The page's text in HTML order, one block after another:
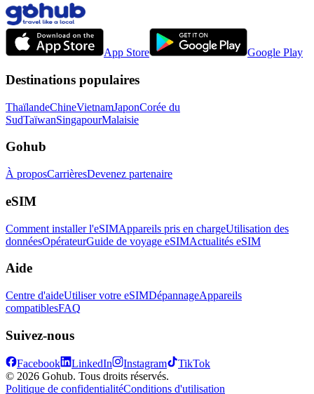
App Store Google Play
Destinations populaires
ThaïlandeChineVietnamJaponCorée du
SudTaïwanSingapourMalaisie
Gohub
À proposCarrièresDevenez partenaire
eSIM
Comment installer l'eSIMAppareils pris en chargeUtilisation des
donnéesOpérateurGuide de voyage eSIMActualités eSIM
Aide
Centre d'aideUtiliser votre eSIMDépannageAppareils
compatiblesFAQ
Suivez-nous
Facebook LinkedIn Instagram
TikTok
© 2026 Gohub. Tous droits réservés.
Politique de confidentialitéConditions d'utilisation